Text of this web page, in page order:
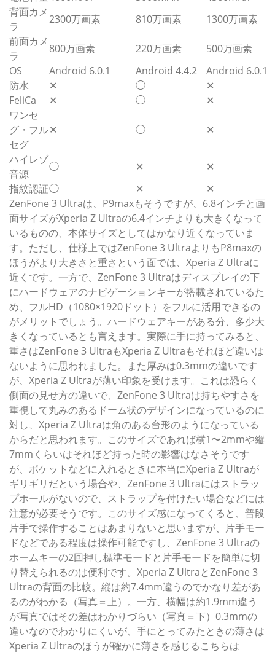
背面カメ
ラ
2300万画素 810万画素
1300万画素
前面カメ
ラ
800万画素 220万画素
500万画素
OS
Android 6.0.1 Android 4.4.2
Android 6.0.1
防水
✕ ◯
✕
FeliCa
✕ ◯
✕
ワンセ
グ・フル
セグ
✕ ◯ ✕
ハイレゾ
音源
◯ ✕
✕
指紋認証◯ ✕
✕
ZenFone 3 Ultraは、P9maxもそうですが、6.8インチと画
面サイズがXperia Z Ultraの6.4インチよりも大きくなって
いるものの、本体サイズとしてはかなり近くなっていま
す。ただし、仕様上ではZenFone 3 UltraよりもP8maxの
ほうがより大きさと重さという面では、Xperia Z Ultraに
近くです。一方で、ZenFone 3 Ultraはディスプレイの下
にハードウェアのナビゲーションキーが搭載されているた
め、フルHD（1080×1920ドット）をフルに活用できるの
がメリットでしょう。ハードウェアキーがある分、多少大
きくなっているとも言えます。実際に手に持ってみると、
重さはZenFone 3 UltraもXperia Z Ultraもそれほど違いは
ないように思われました。また厚みは0.3mmの違いです
が、Xperia Z Ultraが薄い印象を受けます。これは恐らく
側面の見せ方の違いで、ZenFone 3 Ultraは持ちやすさを
重視して丸みのあるドーム状のデザインになっているのに
対し、Xperia Z Ultraは角のある台形のようになっている
からだと思われます。このサイズであれば横1〜2mmや縦
7mmくらいはそれほど持った時の影響はなさそうです
が、ポケットなどに入れるときに本当にXperia Z Ultraが
ギリギリだという場合や、ZenFone 3 Ultraにはストラッ
プホールがないので、ストラップを付けたい場合などには
注意が必要そうです。このサイズ感になってくると、普段
片手で操作することはあまりないと思いますが、片手モー
ドなどである程度は操作可能ですし、ZenFone 3 Ultraの
ホームキーの2回押し標準モードと片手モードを簡単に切
り替えられるのは便利です。Xperia Z UltraとZenFone 3
Ultraの背面の比較。縦は約7.4mm違うのでかなり差があ
るのがわかる（写真＝上）。一方、横幅は約1.9mm違う
が写真ではその差はわかりづらい（写真＝下）0.3mmの
違いなのでわかりにくいが、手にとってみたときの薄さは
Xperia Z Ultraのほうが確かに薄さを感じるこちらは